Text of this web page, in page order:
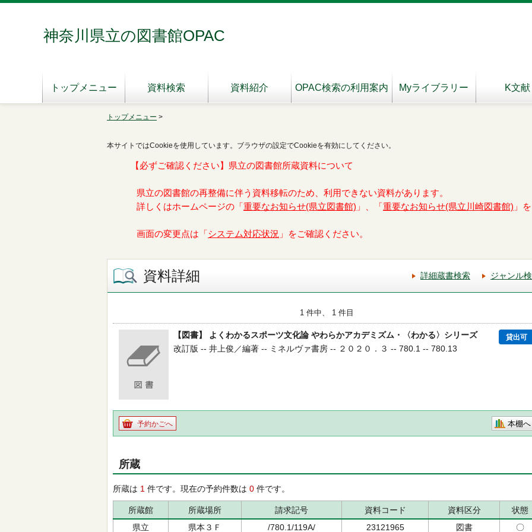
神奈川県立の図書館OPAC
トップメニュー 資料検索 資料紹介 OPAC検索の利用案内 Myライブラリー K文献
トップメニュー >
本サイトではCookieを使用しています。ブラウザの設定でCookieを有効にしてください。
【必ずご確認ください】県立の図書館所蔵資料について
県立の図書館の再整備に伴う資料移転のため、利用できない資料があります。
詳しくはホームページの「 重要なお知らせ(県立図書館) 」、「 重要なお知らせ(県立川崎図書館) 」
画面の変更点は「 システム対応状況 」をご確認ください。
資料詳細 詳細蔵書検索 ジャンル
1 件中、 1 件目
【図書】 よくわかるスポーツ文化論 やわらかアカデミズム・〈わかる〉シリーズ 貸出可
改訂版 -- 井上俊／編著 -- ミネルヴァ書房 -- ２０２０．３ -- 780.1 -- 780.13
予約かごへ 本棚へ
所蔵
所蔵は 1 件です。現在の予約件数は 0 件です。
所蔵館 所蔵場所 請求記号 資料コード 資料区分
状態
県立
県本３Ｆ /780.1/119A/ 23121965 図書 〇